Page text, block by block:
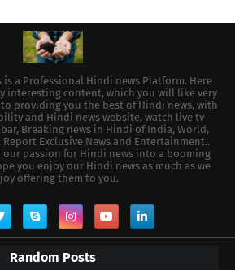
is a Professional Hindi news Platform. Here
interesting content, which you will like very
providing you the best of Hindi news, with
and Hindi news website, watch live tv
Breaking news in Hindi of India, World,
Exclusive News and Entertainment..
passion for Hindi news into a booming
you enjoy our Hindi news as much as we
offering them to you.
Random Posts